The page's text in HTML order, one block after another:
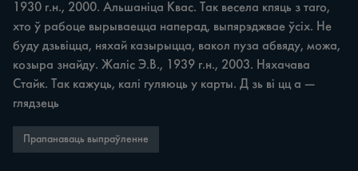
1930 г.н., 2000. Альшаніца Квас. Так весела кпяць з таго,
хто ў рабоце вырываецца наперад, выпярэджвае ўсіх. Не
буду дзьвіцца, няхай казырыцца, вакол пуза абвяду, можа,
козыра знайду. Жаліс Э.В., 1939 г.н., 2003. Няхачава
Стайк. Так кажуць, калі гуляюць у карты. Д зь ві цц а —
глядзець
Прапанаваць выпраўленне